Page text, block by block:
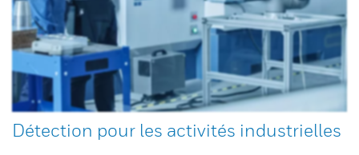
Détection pour les activités industrielles